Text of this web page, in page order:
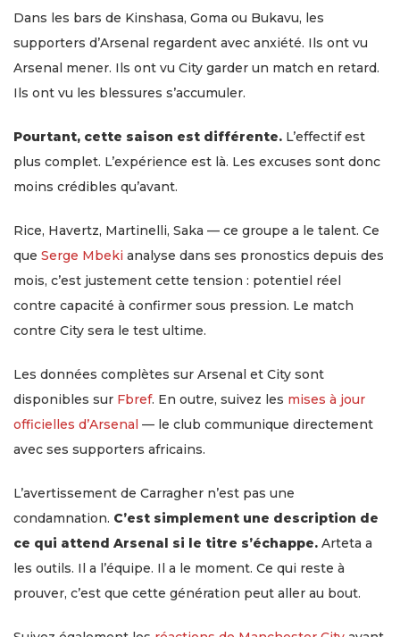
Dans les bars de Kinshasa, Goma ou Bukavu, les
supporters d’Arsenal regardent avec anxiété. Ils ont vu
Arsenal mener. Ils ont vu City garder un match en retard.
Ils ont vu les blessures s’accumuler.
Pourtant, cette saison est différente. L’effectif est
plus complet. L’expérience est là. Les excuses sont donc
moins crédibles qu’avant.
Rice, Havertz, Martinelli, Saka — ce groupe a le talent. Ce
que Serge Mbeki analyse dans ses pronostics depuis des
mois, c’est justement cette tension : potentiel réel
contre capacité à confirmer sous pression. Le match
contre City sera le test ultime.
Les données complètes sur Arsenal et City sont
disponibles sur Fbref. En outre, suivez les mises à jour
officielles d’Arsenal — le club communique directement
avec ses supporters africains.
L’avertissement de Carragher n’est pas une
condamnation. C’est simplement une description de
ce qui attend Arsenal si le titre s’échappe. Arteta a
les outils. Il a l’équipe. Il a le moment. Ce qui reste à
prouver, c’est que cette génération peut aller au bout.